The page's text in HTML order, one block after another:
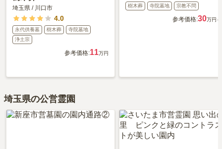
埼玉県 / 川口市
4.0
永代供養墓 樹木葬
寺院墓地
浄土宗
参考価格:11万円
樹木葬 寺院墓地 宗教不問
参考価格:30万円～
埼玉県の公営霊園